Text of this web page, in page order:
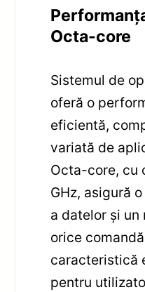
Octa-core
Sistemul de
oferă o
eficientă,
variată de
Octa-core, cu
GHz, asigură
a datelor și un
orice
caracteristică
pentru